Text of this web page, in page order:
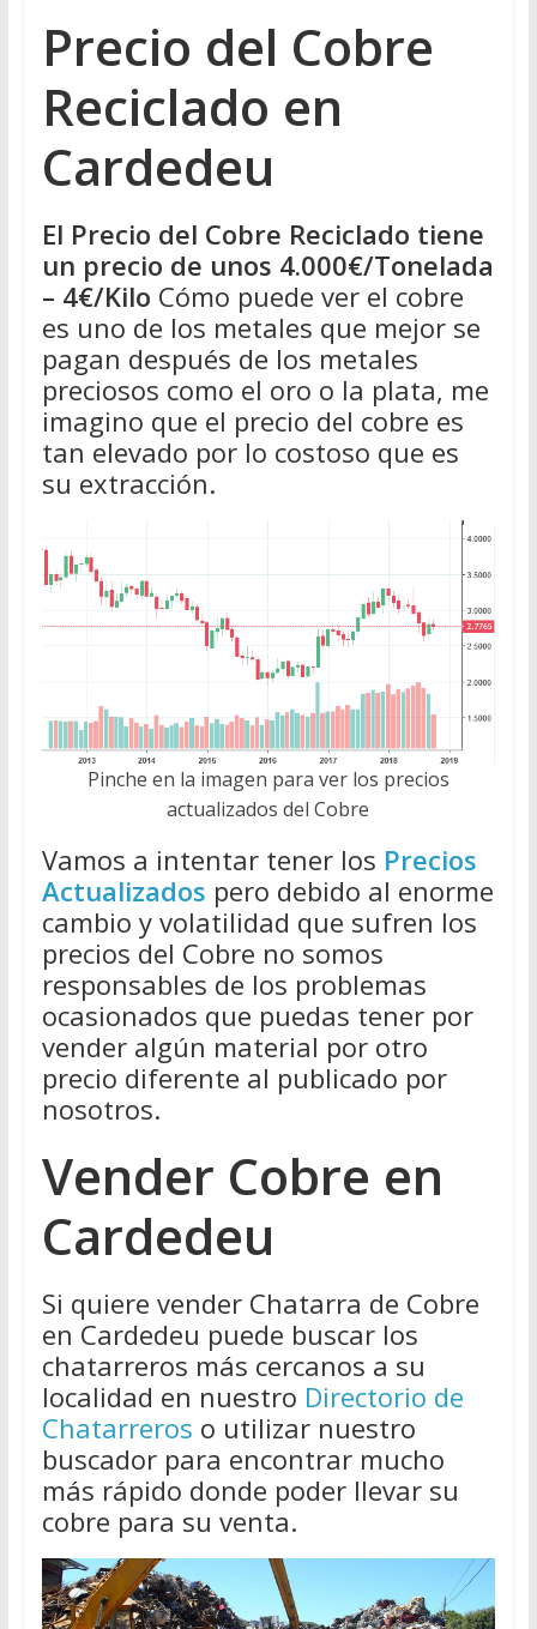
Precio del Cobre
Reciclado en
Cardedeu
El Precio del Cobre Reciclado tiene
un precio de unos 4.000€/Tonelada
– 4€/Kilo Cómo puede ver el cobre
es uno de los metales que mejor se
pagan después de los metales
preciosos como el oro o la plata, me
imagino que el precio del cobre es
tan elevado por lo costoso que es
su extracción.
Pinche en la imagen para ver los precios
actualizados del Cobre
Vamos a intentar tener los Precios
Actualizados pero debido al enorme
cambio y volatilidad que sufren los
precios del Cobre no somos
responsables de los problemas
ocasionados que puedas tener por
vender algún material por otro
precio diferente al publicado por
nosotros.
Vender Cobre en
Cardedeu
Si quiere vender Chatarra de Cobre
en Cardedeu puede buscar los
chatarreros más cercanos a su
localidad en nuestro Directorio de
Chatarreros o utilizar nuestro
buscador para encontrar mucho
más rápido donde poder llevar su
cobre para su venta.